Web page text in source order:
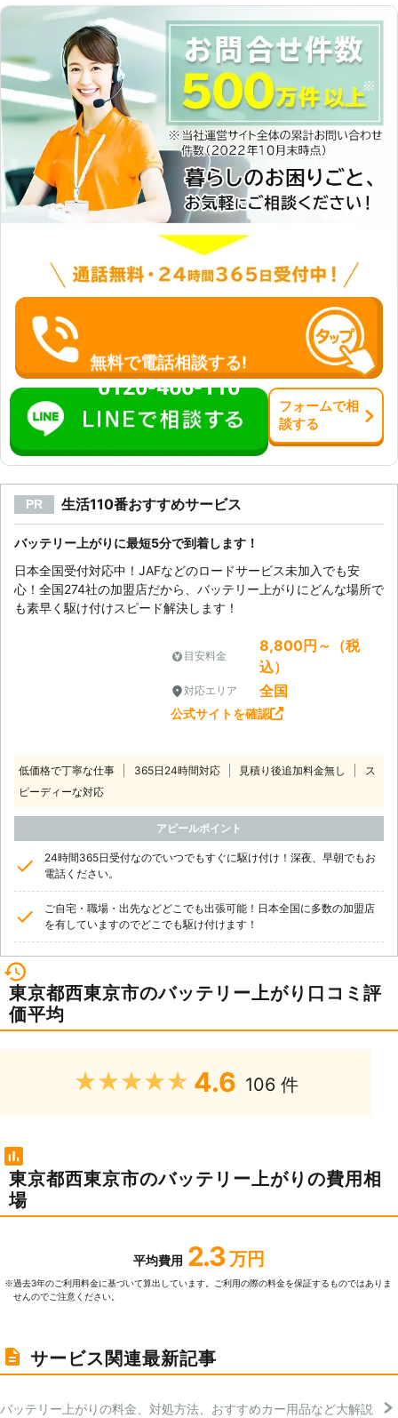
バッテリー上がりを復旧させ、台無し
になった旅行気分などのストレスを解
消させます。
きます。 お客様の状況を伺い、ロー
ドサービスを提供いたします。 車の
バッテリー上がりはもちろん、ガス欠
やタイヤ交換などそれ以外の自動車ト
ラブルもお任せください。 弊社はお
客様の心強い味方として、自動車トラ
ブルを解決しております。 【バッテ
リー寿命は3年！？バッテリー交換を
した方がいい前兆とは？】 車のバッ
テリー寿命は、約2年～3年と言われ
ています。 以下のような症状を確認
した際はバッテリーが弱っていますの
で早めのバッテリー交換をおすすめし
ます。 ・車のエンジンの掛かりが悪
くなったとき ・ヘッドライトをつけ
てもあまり明るくない場合 ・アイド
リングストップする頻度が減っている
なく、バッテリーの交換にもしっかり
と対応します。 上記のような症状が
見られた際は、弊社までお気軽にご相
談ください。 弊社「サンダーバード
インターナショナル」は自働車のレス
キュー隊。 バッテリーのことで何か
ございましたら、お気軽にご連絡くだ
さい。 自動車整備のスペシャリスト
が対応させていただきます。
ます！】 弊社の電話受付は朝7時から
夜中の24時までです。「帰ろうと思
ったらバッテリーが上がっていた！」
そんな時でも迅速にかけつけ、エンジ
ンが無事かかるように対応可能です。
「対応してくれる業者が居なくて、電
車で帰った……」なんて事を回避でき
ますので、トラブルが起きたらすぐに
ご連絡ください。 【地域密着だから
最短30分で到着！】 弊社の対応エリ
アは昭島市,立川市,八王子市,小平市を
始め、多摩地区全域へ出張します。多
くのご依頼に対応できるよう、最短時
間で現場に向かうため対応エリアの道
路状況を的確に把握しているのです。
該当エリアであればお電話1本で駆け
付けます。お伺いまでの時間は最短で
30分！お急ぎの時にも迅速にかけつ
けますよ。 【できるだけ安い料金で
バッテリー上がりを復旧！】 RSロッ
クマンではお客様を第一に考え、でき
るだけ安い価格でサービスをご提供で
きるように努力しています。 たとえ
ば、弊社では対応可能地域を限定して
いるので、テレビやラジオで大規模に
宣伝する必要がありません。そのた
分を料金に還元しています。他社と比
べてからご依頼いただいても構いませ
んので、まずはお電話ください。 車
のバッテリー上がりは出かける時に気
づくことが多く、とても焦ってしまう
や救援車があれば自力で対処すること
も可能ですが、そう都合よく持ってい
るものでもありませんよね。 そんな
時はお気軽にRSロックマンへご連絡
ください。深夜0時まで、夜遅いご依
無料で電話相談する!
0120-466-110
フォームで相
談する
PR 生活110番おすすめサービス
バッテリー上がりに最短5分で到着します！
日本全国受付対応中！JAFなどのロードサービス未加入でも安
心！全国274社の加盟店だから、バッテリー上がりにどんな場所で
も素早く駆け付けスピード解決します！
目安料金
8,800円～（税
込）
対応エリア 全国
公式サイトを確認
低価格で丁寧な仕事 365日24時間対応 見積り後追加料金無し
ス
ピーディーな対応
アピールポイント
24時間365日受付なのでいつでもすぐに駆け付け！深夜、早朝でもお
電話ください。
ご自宅・職場・出先などどこでも出張可能！日本全国に多数の加盟店
を有していますのでどこでも駆け付けます！
東京都西東京市のバッテリー上がり口コミ評
価平均
★★★★★ 4.6 106 件
東京都西東京市のバッテリー上がりの費用相
場
平均費用 2.3 万円
※過去3年のご利⽤料⾦に基づいて算出しています。ご利⽤の際の料⾦を保証するものではありま
せんのでご注意ください。
サービス関連最新記事
バッテリー上がりの料金、対処方法、おすすめカー用品など大解説